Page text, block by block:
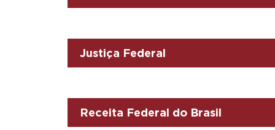
Justiça Federal
Receita Federal do Brasil